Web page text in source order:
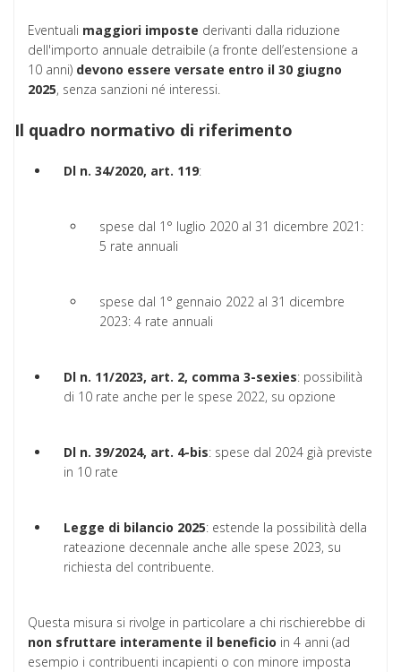
Eventuali maggiori imposte derivanti dalla riduzione
dell'importo annuale detraibile (a fronte dell’estensione a
10 anni) devono essere versate entro il 30 giugno
2025, senza sanzioni né interessi.
Il quadro normativo di riferimento
Dl n. 34/2020, art. 119:
spese dal 1° luglio 2020 al 31 dicembre 2021:
5 rate annuali
spese dal 1° gennaio 2022 al 31 dicembre
2023: 4 rate annuali
Dl n. 11/2023, art. 2, comma 3-sexies: possibilità
di 10 rate anche per le spese 2022, su opzione
Dl n. 39/2024, art. 4-bis: spese dal 2024 già previste
in 10 rate
Legge di bilancio 2025: estende la possibilità della
rateazione decennale anche alle spese 2023, su
richiesta del contribuente.
Questa misura si rivolge in particolare a chi rischierebbe di
non sfruttare interamente il beneficio in 4 anni (ad
esempio i contribuenti incapienti o con minore imposta